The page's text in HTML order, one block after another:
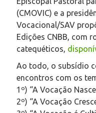
(CMOVIC) e a
Vocacional/SAV
Edições CNBB, com
catequéticos,
Ao todo, o subsídio
encontros com os
1º) “A Vocação
2º) “A Vocação